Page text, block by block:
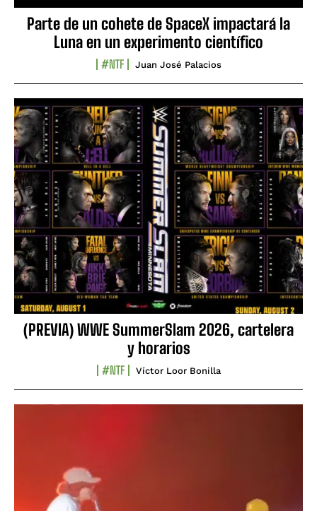
Parte de un cohete de SpaceX impactará la
Luna en un experimento científico
#NTF Juan José Palacios
(PREVIA) WWE SummerSlam 2026, cartelera
y horarios
#NTF Víctor Loor Bonilla